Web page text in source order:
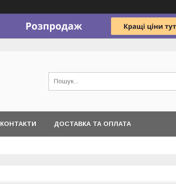
КОНТАКТИ ДОСТАВКА ТА ОПЛАТА